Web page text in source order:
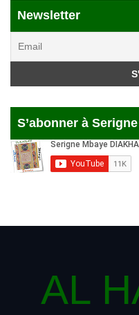
Newsletter
S’abonner à
AL